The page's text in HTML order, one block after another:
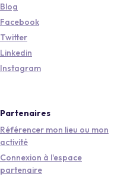
Blog
Facebook
Twitter
Linkedin
Instagram
Partenaires
Référencer mon lieu ou mon
activité
Connexion à l'espace
partenaire